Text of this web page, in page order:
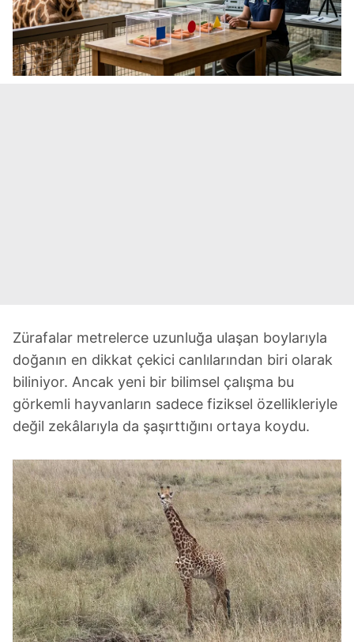
Zürafalar metrelerce uzunluğa ulaşan boylarıyla
doğanın en dikkat çekici canlılarından biri olarak
biliniyor. Ancak yeni bir bilimsel çalışma bu
görkemli hayvanların sadece fiziksel özellikleriyle
değil zekâlarıyla da şaşırttığını ortaya koydu.